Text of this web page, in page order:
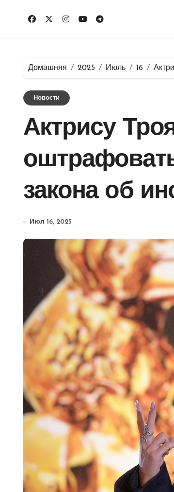
Домашняя 2025 Июль 16
Новости
Актрису
закона об
Июл 16, 2025